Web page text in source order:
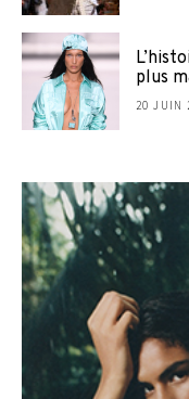
plus
20 JUIN